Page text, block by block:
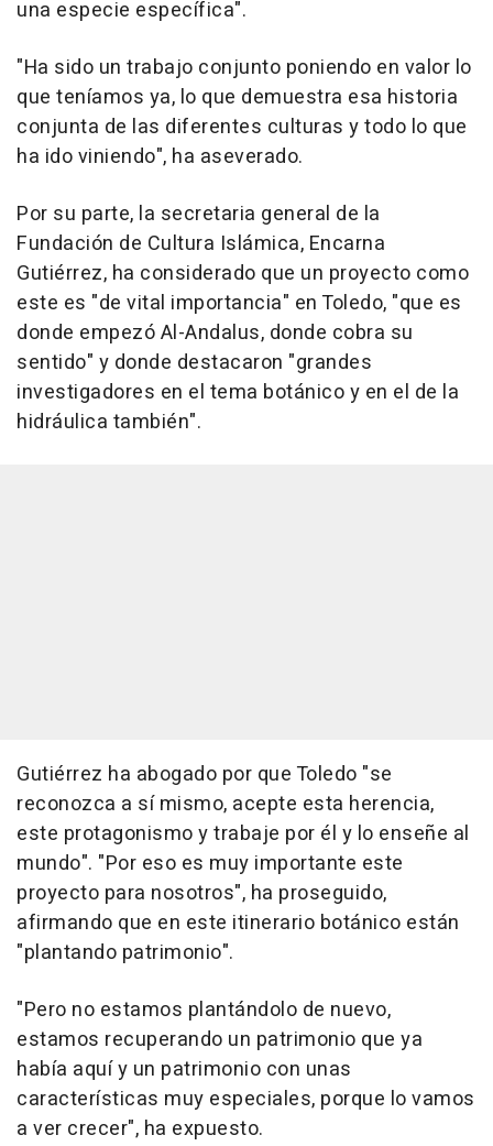
una especie específica".
"Ha sido un trabajo conjunto poniendo en valor lo
que teníamos ya, lo que demuestra esa historia
conjunta de las diferentes culturas y todo lo que
ha ido viniendo", ha aseverado.
Por su parte, la secretaria general de la
Fundación de Cultura Islámica, Encarna
Gutiérrez, ha considerado que un proyecto como
este es "de vital importancia" en Toledo, "que es
donde empezó Al-Andalus, donde cobra su
sentido" y donde destacaron "grandes
investigadores en el tema botánico y en el de la
hidráulica también".
Gutiérrez ha abogado por que Toledo "se
reconozca a sí mismo, acepte esta herencia,
este protagonismo y trabaje por él y lo enseñe al
mundo". "Por eso es muy importante este
proyecto para nosotros", ha proseguido,
afirmando que en este itinerario botánico están
"plantando patrimonio".
"Pero no estamos plantándolo de nuevo,
estamos recuperando un patrimonio que ya
había aquí y un patrimonio con unas
características muy especiales, porque lo vamos
a ver crecer", ha expuesto.